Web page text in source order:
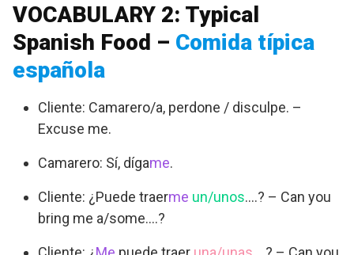
VOCABULARY 2: Typical
Spanish Food – Comida típica
española
Cliente: Camarero/a, perdone / disculpe. –
Excuse me.
Camarero: Sí, dígame.
Cliente: ¿Puede traerme un/unos….? – Can you
bring me a/some….?